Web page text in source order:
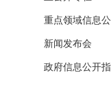
重点领域信息
新闻发布会
政府信息公开